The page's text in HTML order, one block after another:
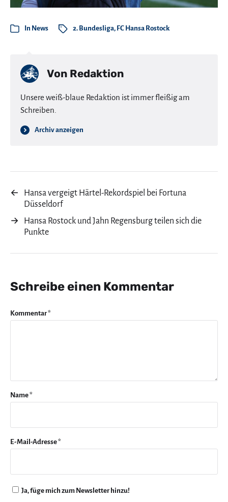
In News 2. Bundesliga, FC Hansa Rostock
Von Redaktion
Unsere weiß-blaue Redaktion ist immer fleißig am
Schreiben.
Archiv anzeigen
←
Hansa vergeigt Härtel-Rekordspiel bei Fortuna
Düsseldorf
→
Hansa Rostock und Jahn Regensburg teilen sich die
Punkte
Schreibe einen Kommentar
Kommentar*
Name*
E-Mail-Adresse*
Ja, füge mich zum Newsletter hinzu!